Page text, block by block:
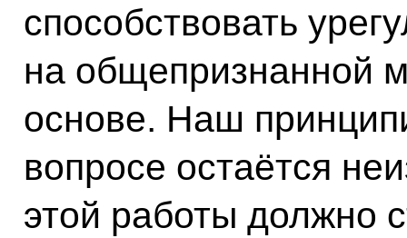
способствовать
на общепризнанной
основе. Наш
вопросе остаётся
этой работы должно